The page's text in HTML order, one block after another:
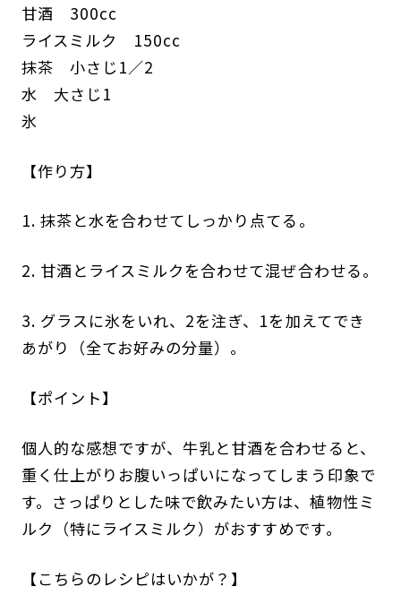
甘酒 300cc
ライスミルク 150cc
抹茶 小さじ1／2
水 大さじ1
氷
【作り方】
1. 抹茶と水を合わせてしっかり点てる。
2. 甘酒とライスミルクを合わせて混ぜ合わせる。
3. グラスに氷をいれ、2を注ぎ、1を加えてでき
あがり（全てお好みの分量）。
【ポイント】
個人的な感想ですが、牛乳と甘酒を合わせると、
重く仕上がりお腹いっぱいになってしまう印象で
す。さっぱりとした味で飲みたい方は、植物性ミ
ルク（特にライスミルク）がおすすめです。
【こちらのレシピはいかが？】